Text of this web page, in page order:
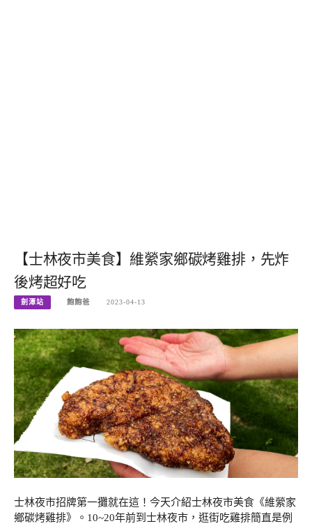
【士林夜市美食】維縈家鄉碳烤雞排，先炸
後烤超好吃
劍潭站 飽飽爸 2023-04-13
士林夜市招牌第一攤就在這！今天介紹士林夜市美食《維縈家
鄉碳烤雞排》。10~20年前到士林夜市，逛街吃雞排簡直是例